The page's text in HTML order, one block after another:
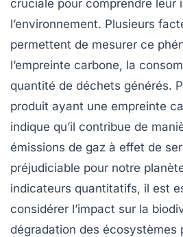
cruciale pour comprendre leur
l’environnement. Plusieurs
permettent de mesurer ce
l’empreinte carbone, la
quantité de déchets générés.
produit ayant une empreinte
indique qu’il contribue de
émissions de gaz à effet de
préjudiciable pour notre
indicateurs quantitatifs, il est
considérer l’impact sur la
dégradation des écosystèmes